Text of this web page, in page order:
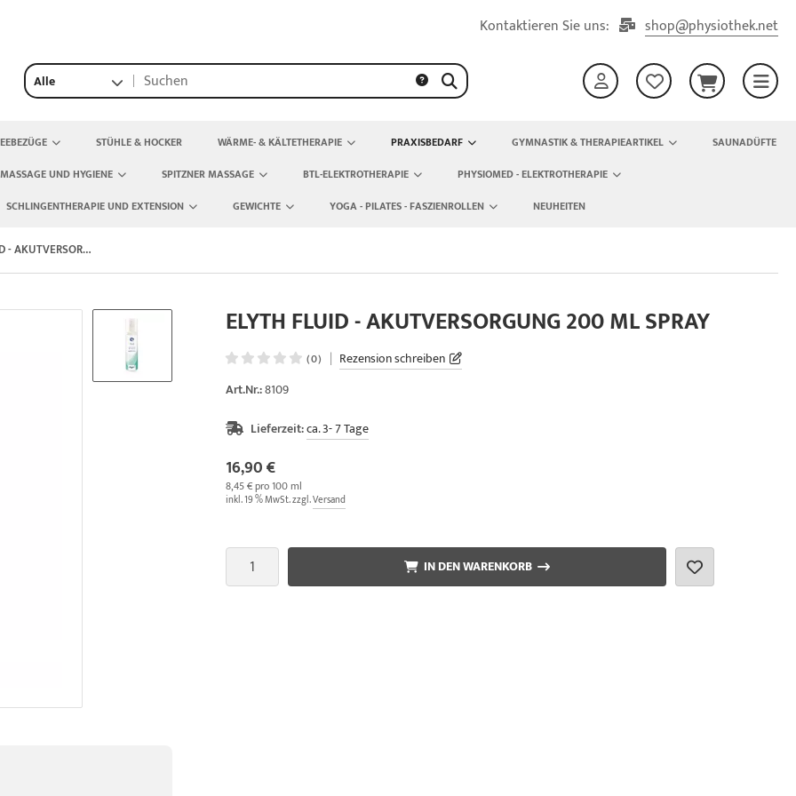
Kontaktieren Sie uns: shop@physiothek.net
Alle
STÜHLE & HOCKER WÄRME- & KÄLTETHERAPIE PRAXISBEDARF GYMNASTIK & THERAPIEARTIKEL
SAUNADÜFTE
UND HYGIENE SPITZNER MASSAGE BTL-ELEKTROTHERAPIE
PHYSIOMED - ELEKTROTHERAPIE
SCHLINGENTHERAPIE UND EXTENSION GEWICHTE YOGA - PILATES - FASZIENROLLEN NEUHEITEN
ELYTH FLUID - AKUTVERSORGUNG 200 ML SPRAY
ELYTH FLUID - AKUTVERSORGUNG 200 ML SPRAY
(0) | Rezension schreiben
Art.Nr.:8109
Lieferzeit:ca. 3- 7 Tage
16,90 €
8,45 € pro 100 ml
inkl. 19 % MwSt. zzgl.Versand
IN DEN WARENKORB